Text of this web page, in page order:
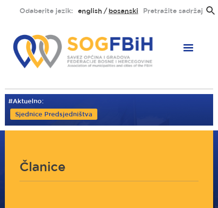
sadržaj
Odaberite jezik: english bosanski Pretražite sadržaj
#Aktuelno:
Sjednice Predsjedništva
Članice